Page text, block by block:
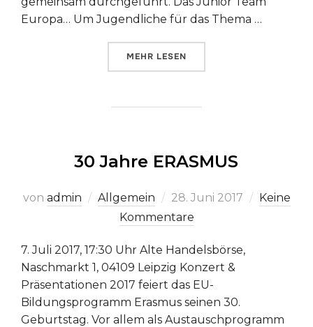
Europa… Um Jugendliche für das Thema …
MEHR ÜBER „„WIR SIND EUROPA“ –
LESEN
30 Jahre ERASMUS
von admin Allgemein
Veröffentlicht
am
28. Juni 2017
Keine
Kommentare
7. Juli 2017, 17:30 Uhr Alte Handelsbörse,
Naschmarkt 1, 04109 Leipzig Konzert &
Präsentationen 2017 feiert das EU-
Bildungsprogramm Erasmus seinen 30.
Geburtstag. Vor allem als Austauschprogramm